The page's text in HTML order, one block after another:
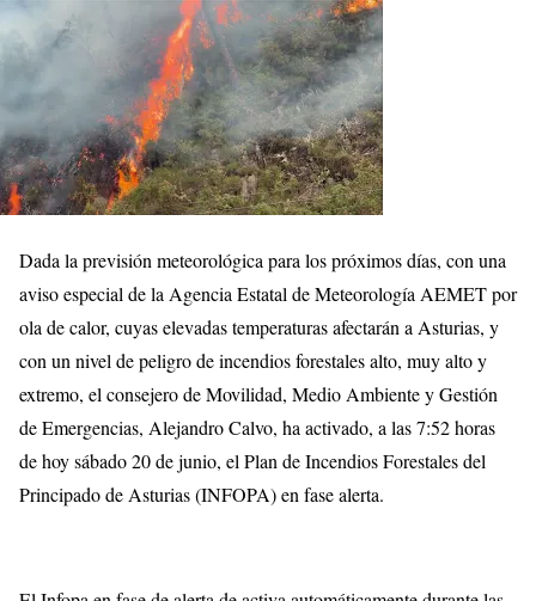
Dada la previsión meteorológica para los próximos días, con una
aviso especial de la Agencia Estatal de Meteorología AEMET por
ola de calor, cuyas elevadas temperaturas afectarán a Asturias, y
con un nivel de peligro de incendios forestales alto, muy alto y
extremo, el consejero de Movilidad, Medio Ambiente y Gestión
de Emergencias, Alejandro Calvo, ha activado, a las 7:52 horas
de hoy sábado 20 de junio, el Plan de Incendios Forestales del
Principado de Asturias (INFOPA) en fase alerta.